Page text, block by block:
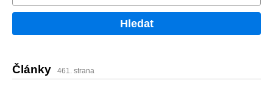
Hledat
Články 461. strana